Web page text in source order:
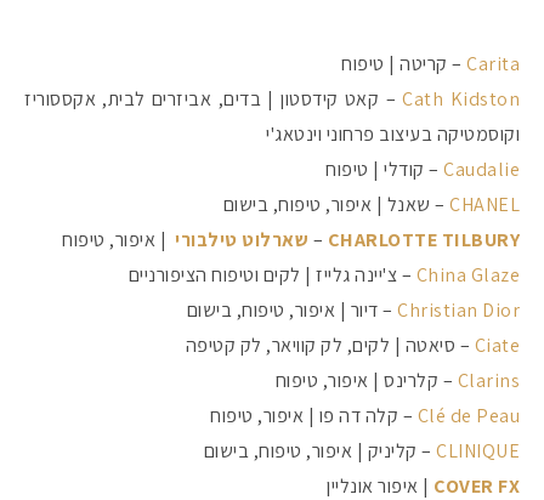
Carita – קריטה | טיפוח
Cath Kidston– קאט קידסטון | בדים, אביזרים לבית, אקססוריז
וקוסמטיקה בעיצוב פרחוני וינטאג'י
Caudalie – קודלי | טיפוח
CHANEL – שאנל | איפור, טיפוח, בישום
CHARLOTTE TILBURY
– שארלוט טילבורי | איפור, טיפוח
China Glaze – צ'יינה גלייז | לקים וטיפוח הציפורניים
Christian Dior – דיור | איפור, טיפוח, בישום
Ciate – סיאטה | לקים, לק קוויאר, לק קטיפה
Clarins – קלרינס | איפור, טיפוח
Clé de Peau – קלה דה פו | איפור, טיפוח
CLINIQUE – קליניק | איפור, טיפוח, בישום
COVER FX | איפור אונליין